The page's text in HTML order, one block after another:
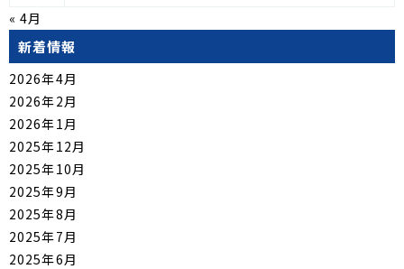
« 4月
新着情報
2026年4月
2026年2月
2026年1月
2025年12月
2025年10月
2025年9月
2025年8月
2025年7月
2025年6月